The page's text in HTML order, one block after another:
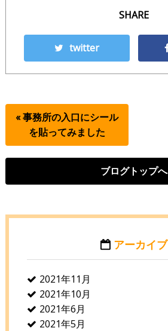
SHARE
twitter
« 事務所の入口にシール
を貼ってみました
ブログトップへ
アーカイブ
2021年11月
2021年10月
2021年6月
2021年5月